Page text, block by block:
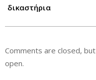
δικαστήρια
Comments are closed, but
open.